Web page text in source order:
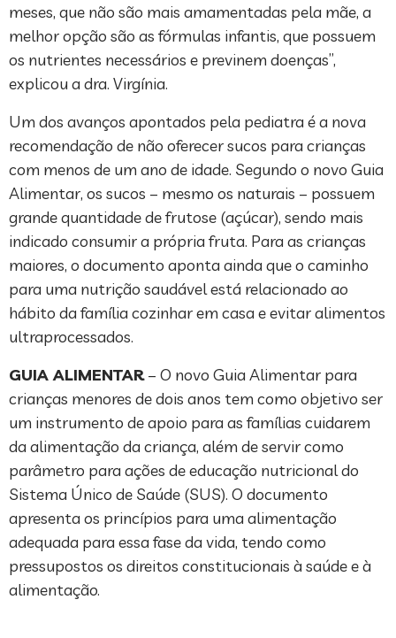
meses, que não são mais amamentadas pela mãe, a
melhor opção são as fórmulas infantis, que possuem
os nutrientes necessários e previnem doenças”,
explicou a dra. Virgínia.
Um dos avanços apontados pela pediatra é a nova
recomendação de não oferecer sucos para crianças
com menos de um ano de idade. Segundo o novo Guia
Alimentar, os sucos – mesmo os naturais – possuem
grande quantidade de frutose (açúcar), sendo mais
indicado consumir a própria fruta. Para as crianças
maiores, o documento aponta ainda que o caminho
para uma nutrição saudável está relacionado ao
hábito da família cozinhar em casa e evitar alimentos
ultraprocessados.
GUIA ALIMENTAR– O novo Guia Alimentar para
crianças menores de dois anos tem como objetivo ser
um instrumento de apoio para as famílias cuidarem
da alimentação da criança, além de servir como
parâmetro para ações de educação nutricional do
Sistema Único de Saúde (SUS). O documento
apresenta os princípios para uma alimentação
adequada para essa fase da vida, tendo como
pressupostos os direitos constitucionais à saúde e à
alimentação.